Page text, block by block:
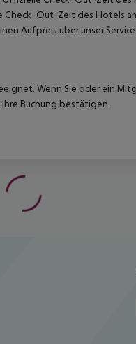
Out-Zeit des Hotels
Aufpreis über unser
Wenn Sie oder ein
Buchung bestätigen.